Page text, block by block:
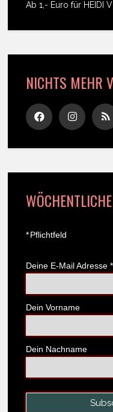
Ab 1,- Euro für HEIDI
NICHTS MEHR
*Pflichtfeld
Deine E-Mail Adresse *
Dein Vorname
Dein Nachname